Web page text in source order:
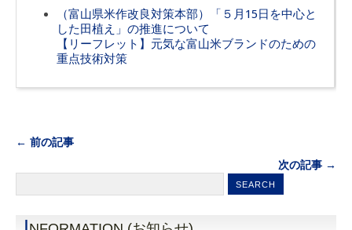
（富山県米作改良対策本部）「５月15日を中心と
した田植え」の推進について
【リーフレット】元気な富山米ブランドのための
重点技術対策
← 前の記事
次の記事 →